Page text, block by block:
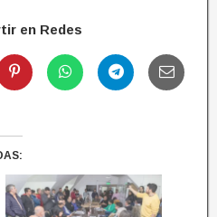
en Redes